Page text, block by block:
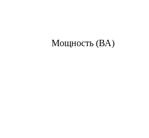
Мощность (ВА)